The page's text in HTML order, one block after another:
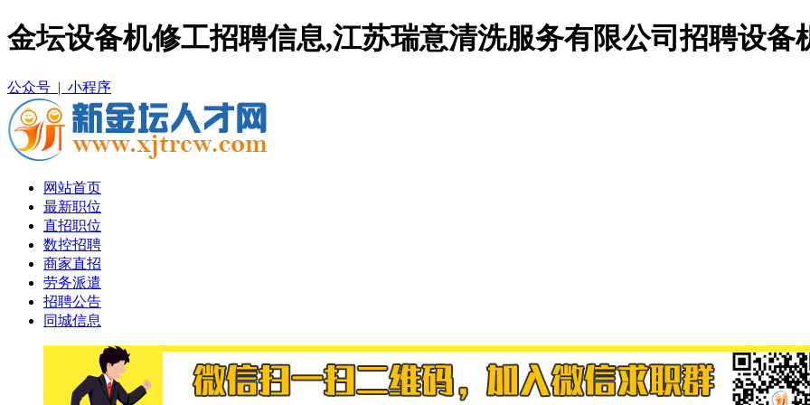
金坛设备机修工招聘信息,江苏瑞意清洗服务有限公司招聘设备
公众号 | 小程序
网站首页
最新职位
直招职位
数控招聘
商家直招
劳务派遣
招聘公告
同城信息